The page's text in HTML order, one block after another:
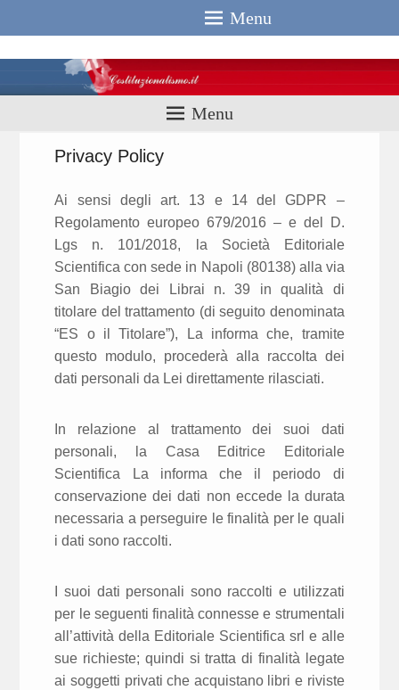
Menu
Menu
Privacy Policy
Ai sensi degli art. 13 e 14 del GDPR –
Regolamento europeo 679/2016 – e del D.
Lgs n. 101/2018, la Società Editoriale
Scientifica con sede in Napoli (80138) alla via
San Biagio dei Librai n. 39 in qualità di
titolare del trattamento (di seguito denominata
“ES o il Titolare”), La informa che, tramite
questo modulo, procederà alla raccolta dei
dati personali da Lei direttamente rilasciati.
In relazione al trattamento dei suoi dati
personali, la Casa Editrice Editoriale
Scientifica La informa che il periodo di
conservazione dei dati non eccede la durata
necessaria a perseguire le finalità per le quali
i dati sono raccolti.
I suoi dati personali sono raccolti e utilizzati
per le seguenti finalità connesse e strumentali
all’attività della Editoriale Scientifica srl e alle
sue richieste; quindi si tratta di finalità legate
ai soggetti privati che acquistano libri e riviste